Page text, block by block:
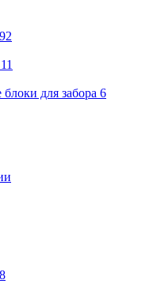
92
11
для забора 6